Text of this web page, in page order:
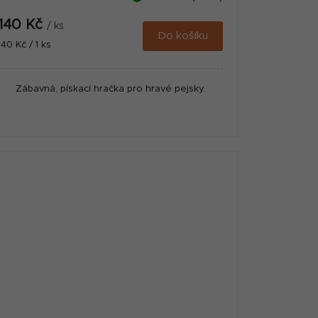
Kč / ks
Kč / 1 ks
Do košíku
Zábavná, pískací hračka pro hravé pejsky.